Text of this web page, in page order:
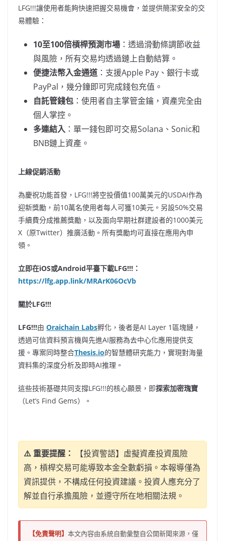
LFG!!!讓使用者能夠快速把握交易機會，並提供簡潔安全的交
易體驗：
10至100倍槓桿預測市場 ：透過滑動條調節收益
與風險，所有交易均透過鏈上自動結算。
便捷法幣入金通道 ：支援Apple Pay、銀行卡或
PayPal，幾分鐘即可完成錢包充值。
自託管錢包 ：使用者自主掌管金鑰，資產完全由
個人掌控。
多連結入 ：單一錢包即可交易Solana、Sonic和
BNB鏈上資產。
上線促銷活動
為慶祝功能首發，LFG!!!將空投價值100萬美元的USDAI作為
迎新獎勵，前10萬名使用者每人可獲10美元。另設50%交易
手續費分成推薦獎勵，以及面向早期社群建設者的1000美元
X（原Twitter）推廣活動。所有獎勵均可直接在應用內申
領。
立即在iOS或Android平臺下載LFG!!!：
https://lfg.app.link/MRArK06OcVb
關於LFG!!!
LFG!!!由 Oraichain Labs孵化，後者是AI Layer 1區塊鏈，
透過可信資料預言機與先進AI服務為去中心化應用提供支
援。專案同時整合Thesis.io的智慧體研究能力，實現對海量
資料集的深度分析及即時AI推理。
這些技術基礎共同支撐LFG!!!的核心願景，即探索加密瑰寶
（Let’s Find Gems）。
⚠️ 重要提醒：
【投資警語】虛擬資產投資風險
高，槓桿交易可能導致本金全數虧損。本報導僅為
資訊提供，不構成任何投資建議。投資人應充分了
解並自行承擔風險，並遵守所在地相關法規。
【免責聲明】 本文內容由系統自動彙整自公開新聞來源，僅